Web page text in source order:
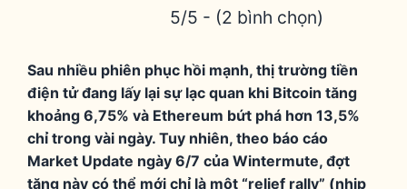
5/5 - (2 bình chọn)
Sau nhiều phiên phục hồi mạnh, thị trường tiền
điện tử đang lấy lại sự lạc quan khi Bitcoin tăng
khoảng 6,75% và Ethereum bứt phá hơn 13,5%
chỉ trong vài ngày. Tuy nhiên, theo báo cáo
Market Update ngày 6/7 của Wintermute, đợt
tăng này có thể mới chỉ là một “relief rally” (nhịp